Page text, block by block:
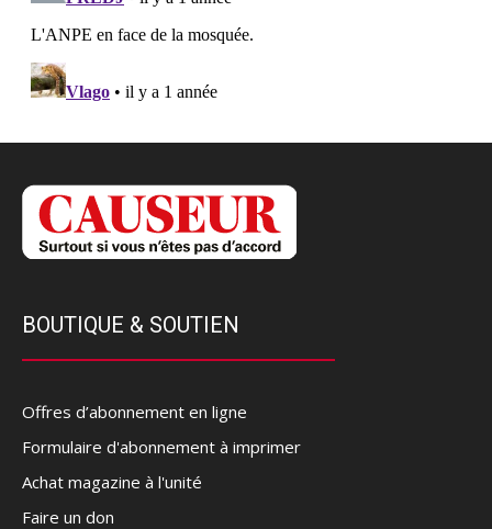
BOUTIQUE & SOUTIEN
Offres d’abonnement en ligne
Formulaire d'abonnement à imprimer
Achat magazine à l'unité
Faire un don